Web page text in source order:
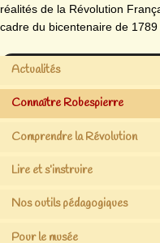
réalités de la Révolution
cadre du bicentenaire de 1789
Actualités
Connaître Robespierre
Comprendre la Révolution
Lire et s’instruire
Nos outils pédagogiques
Pour le musée